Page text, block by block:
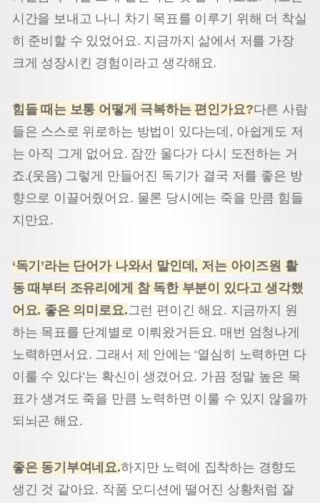
시간을 보내고 나니 차기 목표를 이루기 위해 더 착실
히 준비할 수 있었어요. 지금까지 삶에서 저를 가장
크게 성장시킨 경험이라고 생각해요.
힘들 때는 보통 어떻게 극복하는 편인가요?다른 사람
들은 스스로 위로하는 방법이 있다는데, 아쉽게도 저
는 아직 그게 없어요. 잠깐 울다가 다시 도전하는 거
죠.(웃음) 그렇게 만들어진 독기가 결국 저를 좋은 방
향으로 이끌어줬어요. 물론 당시에는 죽을 만큼 힘들
지만요.
‘독기’라는 단어가 나와서 말인데, 저는 아이즈원 활
동 때부터 조유리에게 참 독한 부분이 있다고 생각했
어요. 좋은 의미로요.그런 편이긴 해요. 지금까지 원
하는 목표를 단계별로 이뤄왔거든요. 매번 엄청나게
노력하면서요. 그래서 제 안에는 ‘열심히 노력하면 다
이룰 수 있다’는 확신이 생겼어요. 가끔 정말 높은 목
표가 생겨도 죽을 만큼 노력하면 이룰 수 있지 않을까
되뇌곤 해요.
좋은 동기부여네요.하지만 노력에 집착하는 경향도
생긴 것 같아요. 작품 오디션에 떨어진 상황처럼 잘